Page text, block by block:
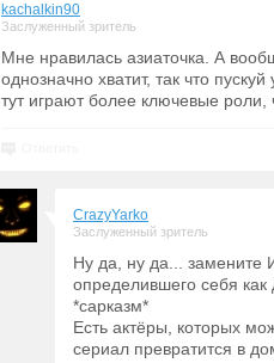
kachalkin90
Заслуженный зритель
Мне нравилась азиаточка. А
однозначно хватит, так что
тут играют более ключевые роли,
CrazyYarko
Заслуженный зритель
Ну да, ну да... замените
определившего себя
*сарказм*
Есть актёры, которых
сериал превратится в